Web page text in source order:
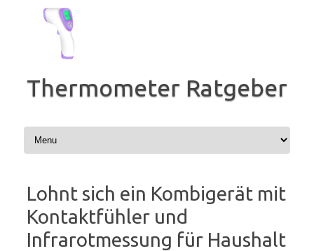
springen
Thermometer Ratgeber
Lohnt sich ein Kombigerät mit
Kontaktfühler und
Infrarotmessung für Haushalt